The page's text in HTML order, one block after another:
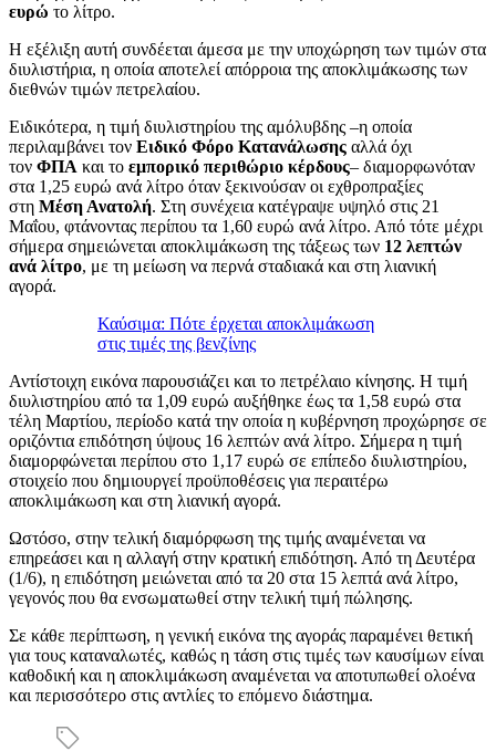
ευρώ το λίτρο.
Η εξέλιξη αυτή συνδέεται άμεσα με την υποχώρηση των τιμών στα
διυλιστήρια, η οποία αποτελεί απόρροια της αποκλιμάκωσης των
διεθνών τιμών πετρελαίου.
Ειδικότερα, η τιμή διυλιστηρίου της αμόλυβδης –η οποία
περιλαμβάνει τον Ειδικό Φόρο Κατανάλωσης αλλά όχι
τον ΦΠΑ και το εμπορικό περιθώριο κέρδους– διαμορφωνόταν
στα 1,25 ευρώ ανά λίτρο όταν ξεκινούσαν οι εχθροπραξίες
στη Μέση Ανατολή. Στη συνέχεια κατέγραψε υψηλό στις 21
Μαΐου, φτάνοντας περίπου τα 1,60 ευρώ ανά λίτρο. Από τότε μέχρι
σήμερα σημειώνεται αποκλιμάκωση της τάξεως των 12 λεπτών
ανά λίτρο, με τη μείωση να περνά σταδιακά και στη λιανική
αγορά.
Καύσιμα: Πότε έρχεται αποκλιμάκωση
στις τιμές της βενζίνης
Αντίστοιχη εικόνα παρουσιάζει και το πετρέλαιο κίνησης. Η τιμή
διυλιστηρίου από τα 1,09 ευρώ αυξήθηκε έως τα 1,58 ευρώ στα
τέλη Μαρτίου, περίοδο κατά την οποία η κυβέρνηση προχώρησε σε
οριζόντια επιδότηση ύψους 16 λεπτών ανά λίτρο. Σήμερα η τιμή
διαμορφώνεται περίπου στο 1,17 ευρώ σε επίπεδο διυλιστηρίου,
στοιχείο που δημιουργεί προϋποθέσεις για περαιτέρω
αποκλιμάκωση και στη λιανική αγορά.
Ωστόσο, στην τελική διαμόρφωση της τιμής αναμένεται να
επηρεάσει και η αλλαγή στην κρατική επιδότηση. Από τη Δευτέρα
(1/6), η επιδότηση μειώνεται από τα 20 στα 15 λεπτά ανά λίτρο,
γεγονός που θα ενσωματωθεί στην τελική τιμή πώλησης.
Σε κάθε περίπτωση, η γενική εικόνα της αγοράς παραμένει θετική
για τους καταναλωτές, καθώς η τάση στις τιμές των καυσίμων είναι
καθοδική και η αποκλιμάκωση αναμένεται να αποτυπωθεί ολοένα
και περισσότερο στις αντλίες το επόμενο διάστημα.